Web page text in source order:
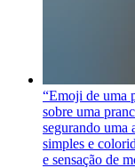
“Emoji de uma
sobre uma
segurando uma
simples e
e sensação de